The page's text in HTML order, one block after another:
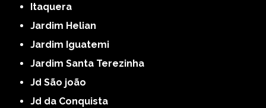
Itaquera
Jardim Helian
Jardim Iguatemi
Jardim Santa Terezinha
Jd São joão
Jd da Conquista